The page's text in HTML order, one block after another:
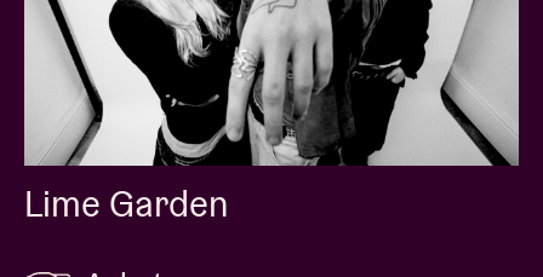
Lime Garden